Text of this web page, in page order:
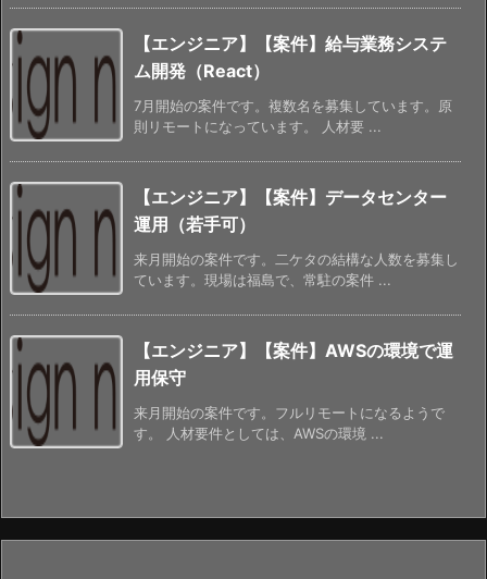
【エンジニア】【案件】給与業務システ
ム開発（React）
7月開始の案件です。複数名を募集しています。原
則リモートになっています。 人材要 ...
【エンジニア】【案件】データセンター
運用（若手可）
来月開始の案件です。二ケタの結構な人数を募集し
ています。現場は福島で、常駐の案件 ...
【エンジニア】【案件】AWSの環境で運
用保守
来月開始の案件です。フルリモートになるようで
す。 人材要件としては、AWSの環境 ...